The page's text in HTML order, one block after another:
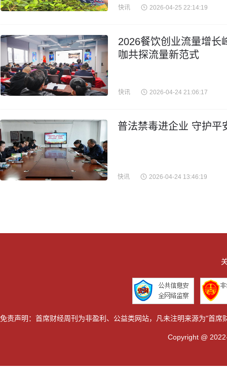
快讯 2026-04-25 22:14:19
2026餐饮创业流量增长
咖共探流量新范式
快讯 2026-04-24 21:06:17
普法禁毒进企业 守护平
快讯 2026-04-24 13:46:19
免责声明：首席财经周刊为非盈利、公益类网站，凡未注明来源为"首
Copyright @